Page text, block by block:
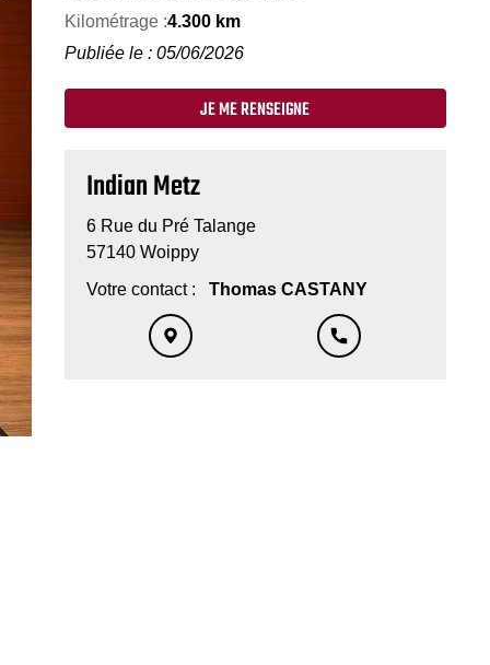
Kilométrage :4.300 km
Publiée le : 05/06/2026
JE ME RENSEIGNE
Indian Metz
6 Rue du Pré Talange
57140 Woippy
Votre contact :
Thomas CASTANY